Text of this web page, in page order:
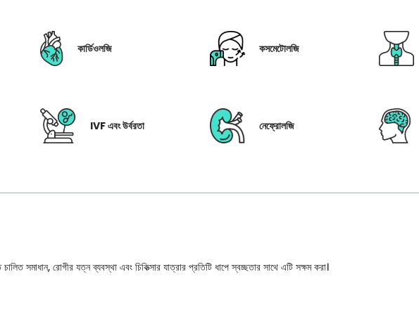
কার্ডিওলজি কসমেটোলজি
IVF এবং উর্বরতা নেফ্রোলজি
সমাধান, রোগীর যত্ন ব্যবস্থা এবং চিকিত্সার যাত্রার প্রতিটি ধাপে স্বচ্ছতার সাথে এটি সক্ষম করা।